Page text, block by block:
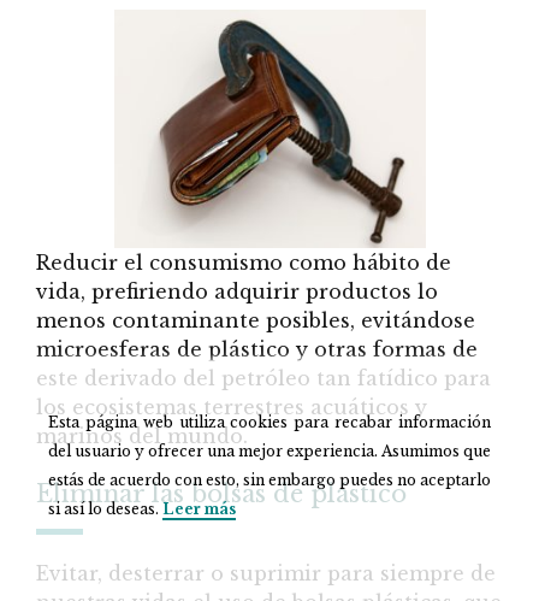
Reducir el consumismo como hábito de
vida, prefiriendo adquirir productos lo
menos contaminante posibles, evitándose
microesferas de plástico y otras formas de
este derivado del petróleo tan fatídico para
los ecosistemas terrestres acuáticos y
marinos del mundo.
Eliminar las bolsas de plástico
Evitar, desterrar o suprimir para siempre de
Esta página web utiliza cookies para recabar información
del usuario y ofrecer una mejor experiencia. Asumimos que
estás de acuerdo con esto, sin embargo puedes no aceptarlo
si así lo deseas. Leer más